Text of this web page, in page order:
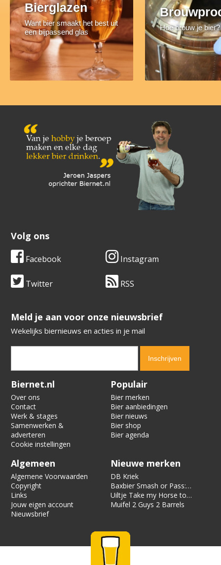
Bierglazen
Want bier smaakt het best uit
een bijpassend glas
Hoe brouw je bier?
Volg ons
Facebook Instagram
Twitter RSS
​​​​​​​Meld je aan voor onze nieuwsbrief
Wekelijks biernieuws en acties in je mail
Verification code:
Biernet.nl
Over ons
Contact
Werk & stages
Samenwerken &
adverteren
Cookie instellingen
Populair
Bier merken
Bier aanbiedingen
Bier nieuws
Bier shop
Bier agenda
Algemeen
Algemene Voorwaarden
Copyright
Links
Jouw eigen account
Nieuwsbrief
Nieuwe merken
DB Kriek
Baxbier Smash or Pass:
Strata
Uiltje Take my Horse to
the Hotel Room
Muifel 2 Guys 2 Barrels